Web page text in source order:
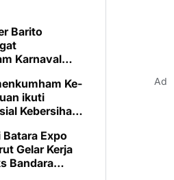
Barito
Karnaval
Ke-
ikuti
Kebersihan
Expo
Gelar Kerja
Bandara
Ad